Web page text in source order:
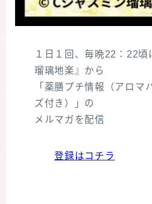
１日１回、毎晩22：22頃
瑠璃地楽』から
「薬膳プチ情報（アロマ
ズ付き）」の
メルマガを配信
登録はコチラ